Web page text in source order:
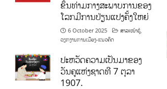
ຂຶ້ນທ່າມກາງສະພາບການຂອງ
ໂລກມີການປ່ຽນແປງຄັ້ງໃຫຍ່
6 October 2025 ສາລະໜ້າຮູ້,
ວຽກງານການເມືອງ-ແນວຄິດ
ປະຫວັດຄວາມເປັນມາຂອງ
ວັນຄູແຫ່ງຊາດທີ 7 ຕຸລາ
1907.